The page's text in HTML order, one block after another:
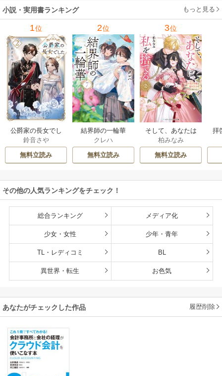
小説・実用書ランキング もっと見る
1位
公爵家の長女でし
た
鈴音さや
無料立読み
2位
結界師の一輪華
クレハ
無料立読み
3位
そして、あなたは
私を捨てる
柏みなみ
無料立読み
拝
その他の人気ランキングをチェック！
総合ランキング メディア化
少女・女性 少年・青年
TL・レディコミ BL
異世界・転生 お色気
あなたがチェックした作品 履歴削除